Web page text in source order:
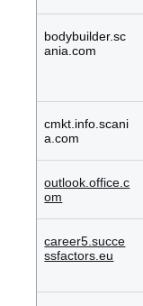
bodybuilder.sc
ania.com
cmkt.info.scani
a.com
outlook.office.c
om
career5.succe
ssfactors.eu